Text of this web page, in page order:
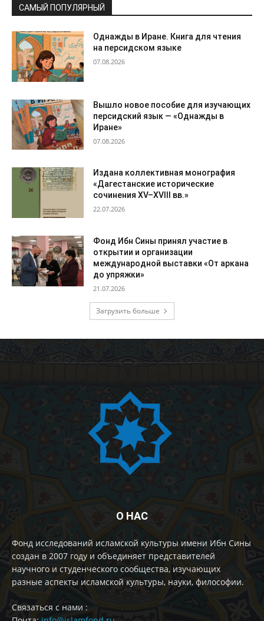
САМЫЙ ПОПУЛЯРНЫЙ
Однажды в Иране. Книга для чтения
на персидском языке
07.08.2026
Вышло новое пособие для изучающих
персидский язык — «Однажды в
Иране»
07.08.2026
Издана коллективная монография
«Дагестанские исторические
сочинения XV–XVIII вв.»
22.07.2026
Фонд Ибн Сины принял участие в
открытии и организации
международной выставки «От аркана
до упряжки»
21.07.2026
Загрузить больше
О НАС
Фонд исследований исламской культуры имени Ибн Сины
создан в 2007 году и объединяет представителей
научного и студенческого сообщества, изучающих
разные аспекты исламской культуры, науки, философии.
Cвязаться с нами :